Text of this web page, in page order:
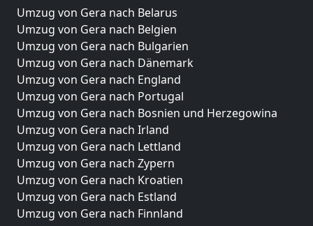
Umzug von Gera nach Belarus
Umzug von Gera nach Belgien
Umzug von Gera nach Bulgarien
Umzug von Gera nach Dänemark
Umzug von Gera nach England
Umzug von Gera nach Portugal
Umzug von Gera nach Bosnien und Herzegowina
Umzug von Gera nach Irland
Umzug von Gera nach Lettland
Umzug von Gera nach Zypern
Umzug von Gera nach Kroatien
Umzug von Gera nach Estland
Umzug von Gera nach Finnland